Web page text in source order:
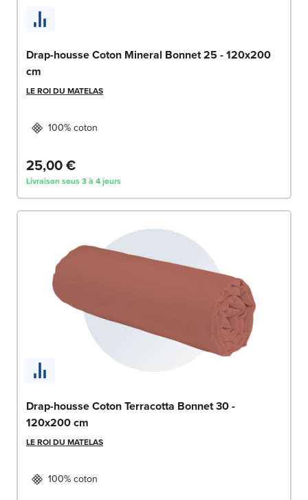
Drap-housse Coton Mineral Bonnet 25 - 120x200
cm
LE ROI DU MATELAS
100% coton
25,00 €
Livraison sous 3 à 4 jours
Drap-housse Coton Terracotta Bonnet 30 -
120x200 cm
LE ROI DU MATELAS
100% coton